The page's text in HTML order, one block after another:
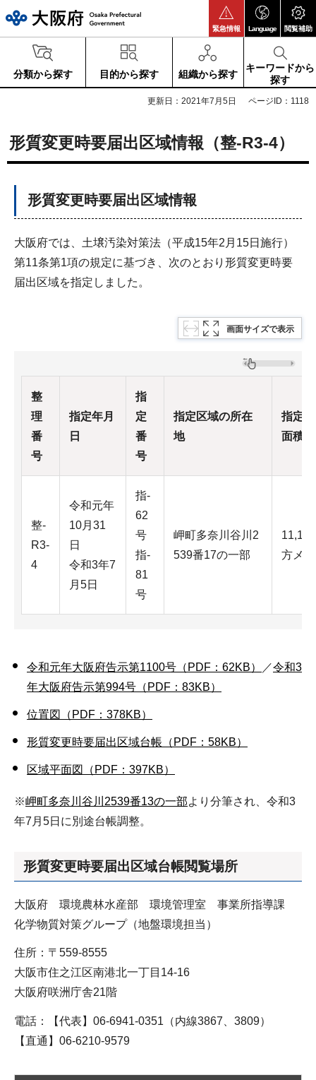
緊急情報 Language 閲覧補助
分類から探す 目的から探す 組織から探す
キーワードから
探す
更新日：2021年7月5日 ページID：1118
形質変更時要届出区域情報（整-R3-4）
形質変更時要届出区域情報
大阪府では、土壌汚染対策法（平成15年2月15日施行）
第11条第1項の規定に基づき、次のとおり形質変更時要
届出区域を指定しました。
画面サイズで表示
整
理
番
号
指定年月
日
指
定
番
号
指定区域の所在
地
指定
面積
整-
R3-
4
令和元年
10月31
日
令和3年7
月5日
指-
62
号
指-
81
号
岬町多奈川谷川2
539番17の一部
方メ
令和元年大阪府告示第1100号（PDF：62KB） ／令和3
年大阪府告示第994号（PDF：83KB）
位置図（PDF：378KB）
形質変更時要届出区域台帳（PDF：58KB）
区域平面図（PDF：397KB）
※岬町多奈川谷川2539番13の一部より分筆され、令和3
年7月5日に別途台帳調整。
形質変更時要届出区域台帳閲覧場所
大阪府 環境農林水産部 環境管理室 事業所指導課
化学物質対策グループ（地盤環境担当）
住所：〒559-8555
大阪市住之江区南港北一丁目14-16
大阪府咲洲庁舎21階
電話：【代表】06-6941-0351（内線3867、3809）
【直通】06-6210-9579